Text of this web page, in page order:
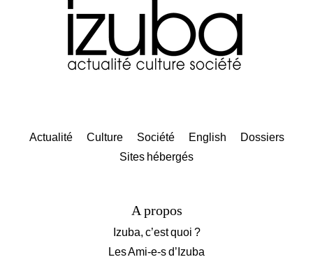
Actualité Culture Société English
Dossiers
Sites hébergés
A propos
Izuba, c’est quoi ?
Les Ami-e-s d’Izuba